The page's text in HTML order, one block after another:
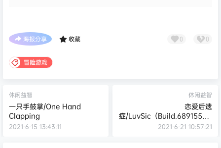
海报分享 收藏 0 0
冒险游戏
休闲益智
一只手鼓掌/One Hand
Clapping
2021-6-15 13:43:11
休闲益智
恋爱后遗
症/LuvSic（Build.6891550H
F+DLC）
2021-6-21 10:57:21